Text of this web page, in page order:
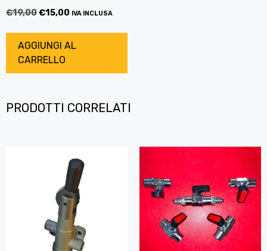
€19,00€15,00 IVA INCLUSA
AGGIUNGI AL
CARRELLO
PRODOTTI CORRELATI